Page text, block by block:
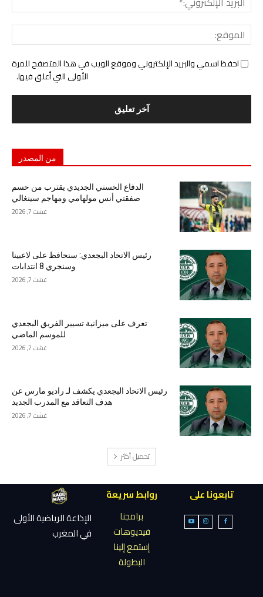
احفظ اسمي والبريد الإلكتروني وموقع الويب في هذا المتصفح للمرة
الأولى التي أعلق فيها.
من المصدر
الدفاع الحسني الجديدي يقترب من حسم
صفقتي أنس مولهامي ومهاجم سينغالي
غشت 7, 2026
رئيس الاتحاد البجعدي: سنحافظ على لاعبينا
وسنجري 8 انتدابات
غشت 7, 2026
تعرف على ميزانية تسيير الفريق البجعدي
للموسم الماضي
غشت 7, 2026
رئيس الاتحاد البجعدي يكشف لـ راديو مارس عن
هدف التعاقد مع المدرب الجديد
غشت 7, 2026
تحميل أكثر
تابعونا على
روابط سريعة
برامجنا
فيديوهات
إستمع إلينا
البطولة
الإذاعة الرياضية الأولى
في المغرب